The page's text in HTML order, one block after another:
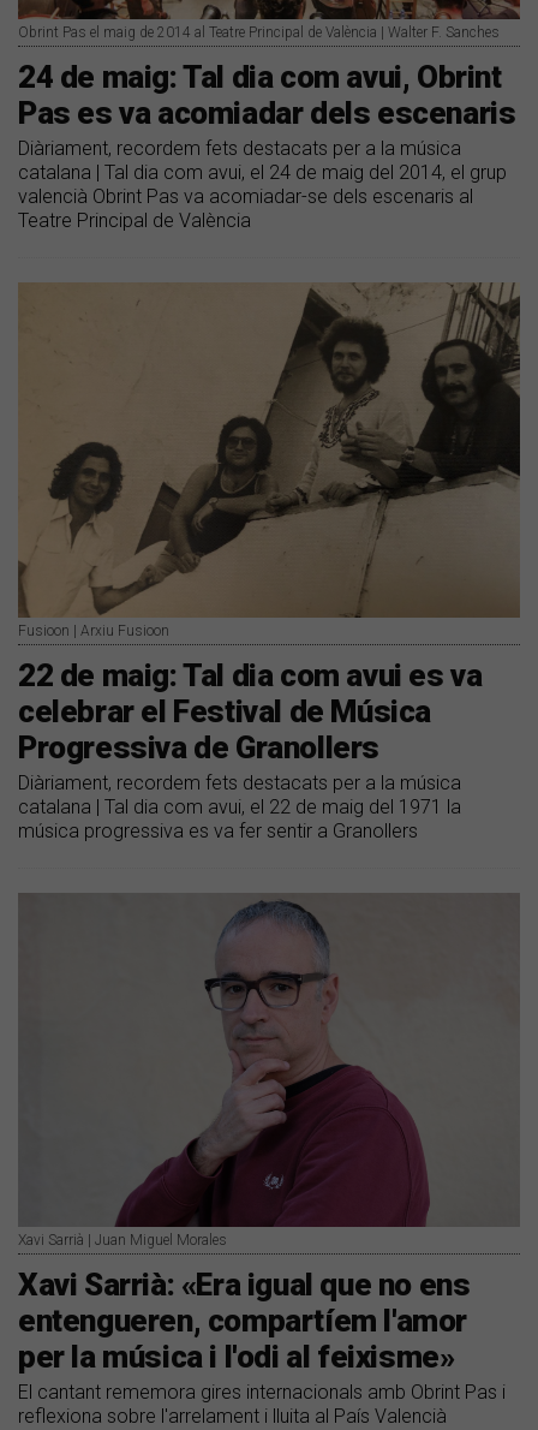
Obrint Pas el maig de 2014 al Teatre Principal de València | Walter F. Sanches
24 de maig: Tal dia com avui, Obrint
Pas es va acomiadar dels escenaris
Diàriament, recordem fets destacats per a la música
catalana | Tal dia com avui, el 24 de maig del 2014, el grup
valencià Obrint Pas va acomiadar-se dels escenaris al
Teatre Principal de València
Fusioon | Arxiu Fusioon
22 de maig: Tal dia com avui es va
celebrar el Festival de Música
Progressiva de Granollers
Diàriament, recordem fets destacats per a la música
catalana | Tal dia com avui, el 22 de maig del 1971 la
música progressiva es va fer sentir a Granollers
Xavi Sarrià | Juan Miguel Morales
Xavi Sarrià: «Era igual que no ens
entengueren, compartíem l'amor
per la música i l'odi al feixisme»
El cantant rememora gires internacionals amb Obrint Pas i
reflexiona sobre l'arrelament i lluita al País Valencià